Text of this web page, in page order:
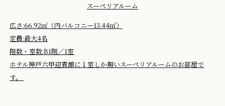
スーペリアルーム
広さ:66.92㎡（内バルコニー13.44㎡）
定員:最大4名
階数・室数:B1階／1室
ホテル神戸六甲迎賓館に１室しか無いスーペリアルームのお部屋で
す。